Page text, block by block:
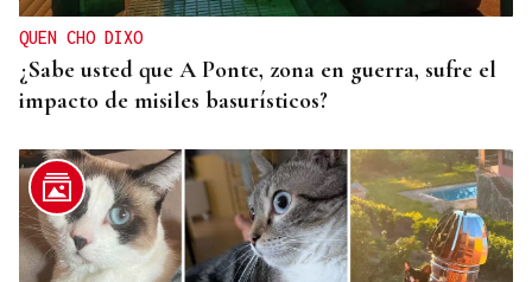
QUEN CHO DIXO
¿Sabe usted que A Ponte, zona en guerra, sufre el
impacto de misiles basurísticos?